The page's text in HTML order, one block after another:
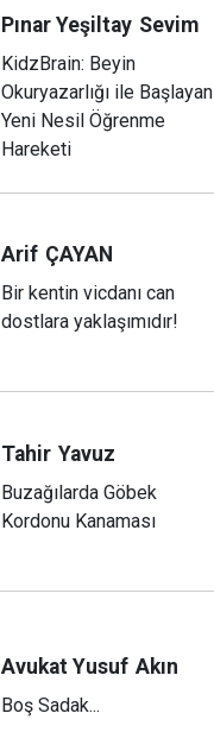
Pınar Yeşiltay Sevim
KidzBrain: Beyin
Okuryazarlığı ile Başlayan
Yeni Nesil Öğrenme
Hareketi
Arif ÇAYAN
Bir kentin vicdanı can
dostlara yaklaşımıdır!
Tahir Yavuz
Buzağılarda Göbek
Kordonu Kanaması
Avukat Yusuf Akın
Boş Sadak...